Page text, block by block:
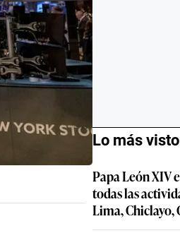
Lo más visto
Papa León XIV
todas las
Lima, Chiclayo,